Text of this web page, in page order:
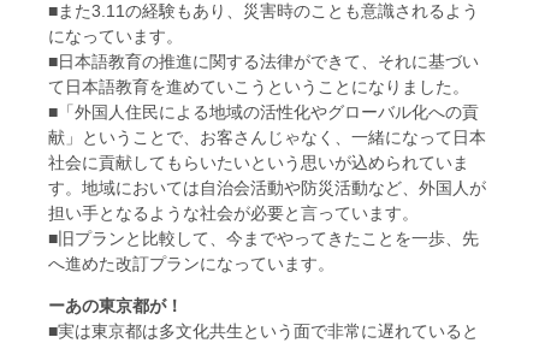
■また3.11の経験もあり、災害時のことも意識されるよう
になっています。
■日本語教育の推進に関する法律ができて、それに基づい
て日本語教育を進めていこうということになりました。
■「外国人住民による地域の活性化やグローバル化への貢
献」ということで、お客さんじゃなく、一緒になって日本
社会に貢献してもらいたいという思いが込められていま
す。地域においては自治会活動や防災活動など、外国人が
担い手となるような社会が必要と言っています。
■旧プランと比較して、今までやってきたことを一歩、先
へ進めた改訂プランになっています。
ーあの東京都が！
■実は東京都は多文化共生という面で非常に遅れていると